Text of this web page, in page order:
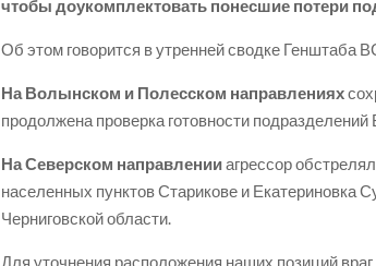
чтобы доукомплектовать понесшие потери
Об этом говорится в утренней сводке Генштаба
На Волынском и Полесском направлениях
продолжена проверка готовности
На Северском направленииагрессор
населенных пунктов Старикове и Екатериновка
Черниговской области.
Для уточнения расположения наших позиций